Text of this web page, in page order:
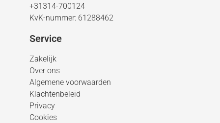
+31314-700124
KvK-nummer: 61288462
Service
Zakelijk
Over ons
Algemene voorwaarden
Klachtenbeleid
Privacy
Cookies